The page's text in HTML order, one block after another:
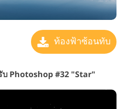
ท้องฟ้าซ้อนทับ
Photoshop #32 "Star"